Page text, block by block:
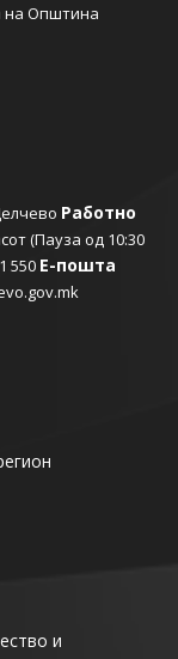
на Општина
Работно
(Пауза од 10:30
550 Е-пошта
и